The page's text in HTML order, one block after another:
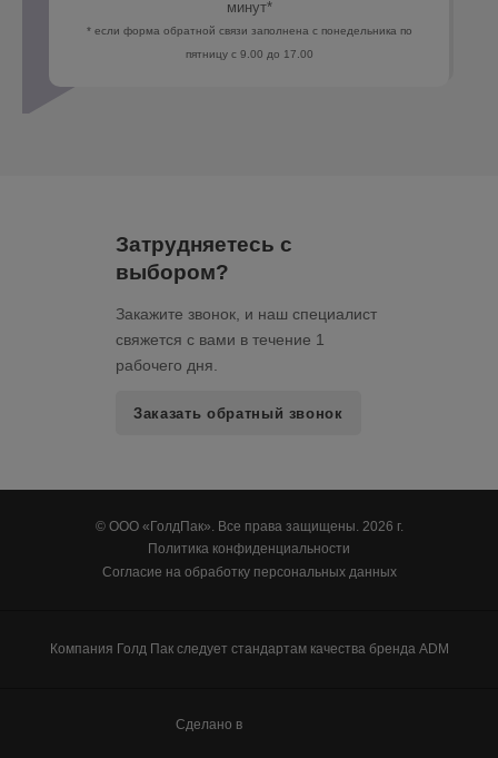
* если форма обратной связи заполнена с понедельника по
пятницу с 9.00 до 17.00
Затрудняетесь с
выбором?
Закажите звонок, и наш специалист
свяжется с вами в течение 1
рабочего дня.
Заказать обратный звонок
© ООО «ГолдПак». Все права защищены. 2026 г.
Политика конфиденциальности
Согласие на обработку персональных данных
Компания Голд Пак следует стандартам качества бренда ADM
Сделано в100up